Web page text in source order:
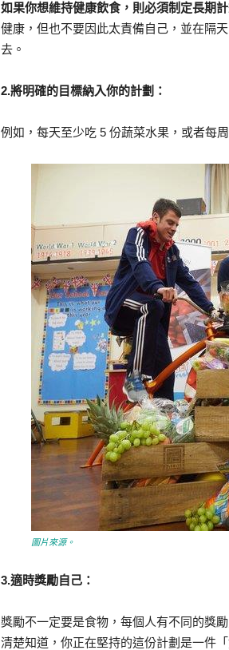
如果你想維持健康飲食，則必須制定長期
健康，但也不要因此太責備自己，並在隔
去。
2.將明確的目標納入你的計劃：
例如，每天至少吃 5 份蔬菜水果，或者每
圖片來源。
3.適時獎勵自己：
獎勵不一定要是食物，每個人有不同的獎
清楚知道，你正在堅持的這份計劃是一件